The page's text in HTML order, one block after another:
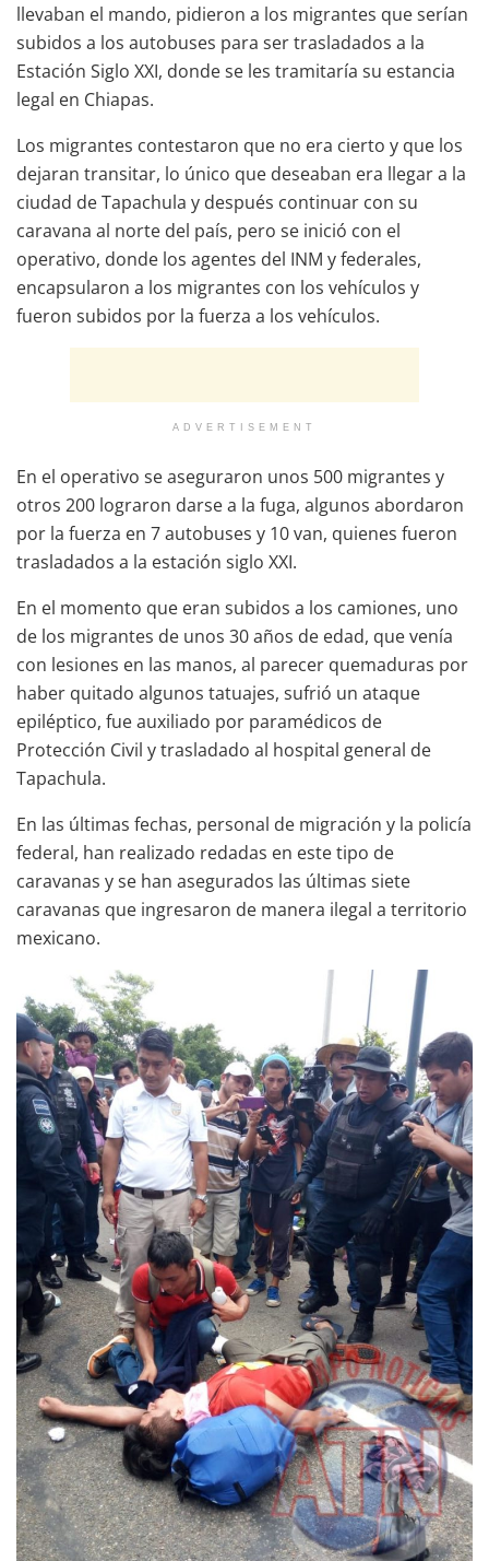
llevaban el mando, pidieron a los migrantes que serían
subidos a los autobuses para ser trasladados a la
Estación Siglo XXI, donde se les tramitaría su estancia
legal en Chiapas.
Los migrantes contestaron que no era cierto y que los
dejaran transitar, lo único que deseaban era llegar a la
ciudad de Tapachula y después continuar con su
caravana al norte del país, pero se inició con el
operativo, donde los agentes del INM y federales,
encapsularon a los migrantes con los vehículos y
fueron subidos por la fuerza a los vehículos.
ADVERTISEMENT
En el operativo se aseguraron unos 500 migrantes y
otros 200 lograron darse a la fuga, algunos abordaron
por la fuerza en 7 autobuses y 10 van, quienes fueron
trasladados a la estación siglo XXI.
En el momento que eran subidos a los camiones, uno
de los migrantes de unos 30 años de edad, que venía
con lesiones en las manos, al parecer quemaduras por
haber quitado algunos tatuajes, sufrió un ataque
epiléptico, fue auxiliado por paramédicos de
Protección Civil y trasladado al hospital general de
Tapachula.
En las últimas fechas, personal de migración y la policía
federal, han realizado redadas en este tipo de
caravanas y se han asegurados las últimas siete
caravanas que ingresaron de manera ilegal a territorio
mexicano.